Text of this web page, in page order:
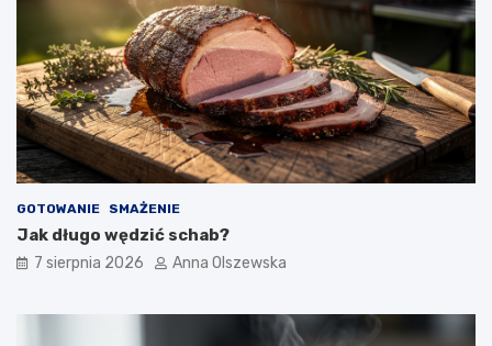
?
GOTOWANIE SMAŻENIE
Jak długo wędzić schab?
7 sierpnia 2026 Anna Olszewska